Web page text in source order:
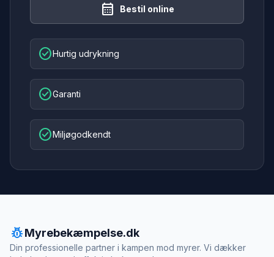
calendar_month Bestil online
check_circleHurtig udrykning
check_circleGaranti
check_circleMiljøgodkendt
pest_controlMyrebekæmpelse.dk
Din professionelle partner i kampen mod myrer. Vi dækker